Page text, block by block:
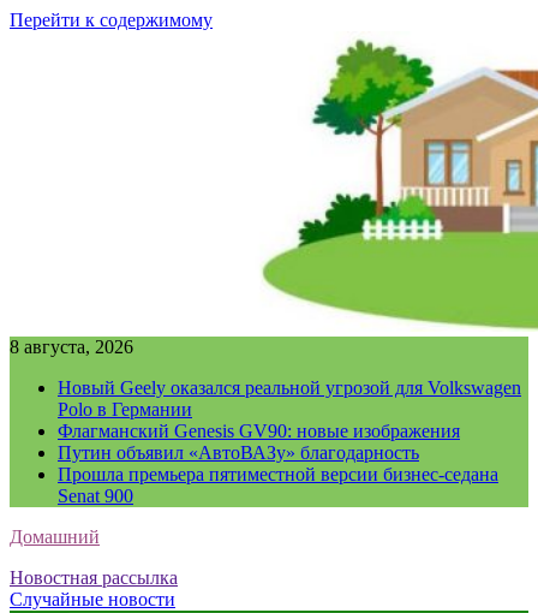
Перейти к содержимому
8 августа, 2026
Новый Geely оказался реальной угрозой для Volkswagen
Polo в Германии
Флагманский Genesis GV90: новые изображения
Путин объявил «АвтоВАЗу» благодарность
Прошла премьера пятиместной версии бизнес-седана
Senat 900
Домашний
Новостная рассылка
Случайные новости